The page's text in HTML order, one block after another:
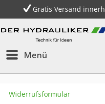
Gratis Versand
Menü
Widerrufsformular